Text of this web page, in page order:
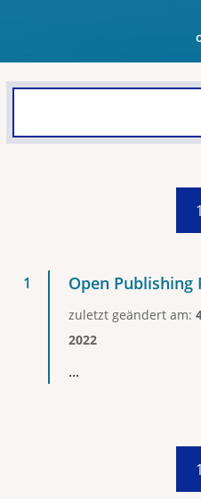
1
Open Publishing
zuletzt geändert am:
2022
...
1